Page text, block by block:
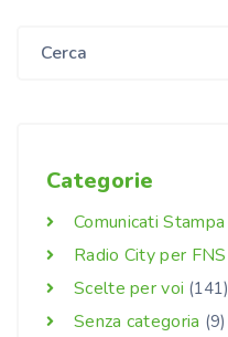
Categorie
Comunicati Stampa
Radio City per FNS
Scelte per voi (141)
Senza categoria (9)